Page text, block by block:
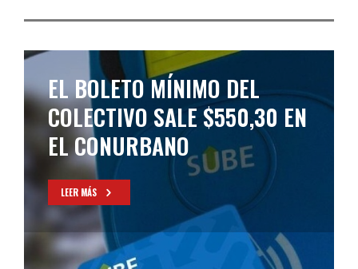
EL BOLETO MÍNIMO DEL
COLECTIVO SALE $550,30 EN
EL CONURBANO
LEER MÁS